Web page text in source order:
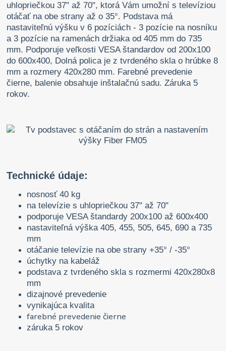
uhlopriečkou 37" až 70", ktorá Vám umožní s televíziou
otáčať na obe strany až o 35°. Podstava má
nastaviteľnú výšku v 6 pozíciách - 3 pozície na nosníku
a 3 pozície na ramenách držiaka od 405 mm do 735
mm. Podporuje veľkosti VESA štandardov od 200x100
do 600x400, Dolná polica je z tvrdeného skla o hrúbke 8
mm a rozmery 420x280 mm. Farebné prevedenie
čierne, balenie obsahuje inštalačnú sadu. Záruka 5
rokov.
Technické údaje:
nosnosť 40 kg
na televízie s uhlopriečkou 37" až 70"
podporuje VESA štandardy 200x100 až 600x400
nastaviteľná výška 405, 455, 505, 645, 690 a 735
mm
otáčanie televízie na obe strany +35° / -35°
úchytky na kabeláž
podstava z tvrdeného skla s rozmermi 420x280x8
mm
dizajnové prevedenie
vynikajúca kvalita
farebné prevedenie čierne
záruka 5 rokov